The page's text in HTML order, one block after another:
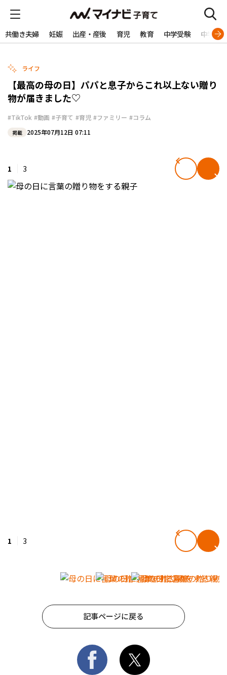
共働き夫婦 妊娠 出産・産後 育児 教育 中学受験 中学生
ライフ
【最高の母の日】パパと息子からこれ以上ない贈り
物が届きました♡
#TikTok #動画 #子育て #育児 #ファミリー #コラム
掲載 2025年07月12日 07:11
1 3
1 3
記事ページに戻る